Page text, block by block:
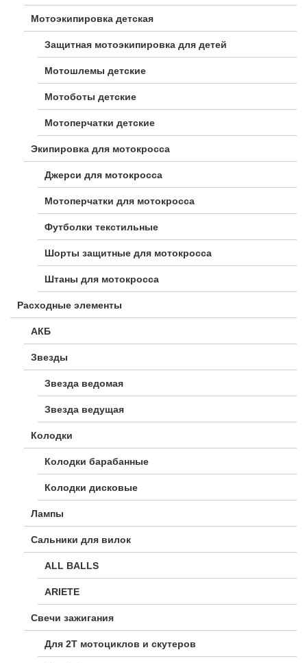
Мотоэкипировка детская
Защитная мотоэкипировка для детей
Мотошлемы детские
Мотоботы детские
Мотоперчатки детские
Экипировка для мотокросса
Джерси для мотокросса
Мотоперчатки для мотокросса
Футболки текстильные
Шорты защитные для мотокросса
Штаны для мотокросса
Расходные элементы
АКБ
Звезды
Звезда ведомая
Звезда ведущая
Колодки
Колодки барабанные
Колодки дисковые
Лампы
Сальники для вилок
ALL BALLS
ARIETE
Свечи зажигания
Для 2Т мотоциклов и скутеров